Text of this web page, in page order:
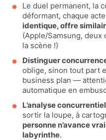
Le duel permanent, la
déformant, chaque
identique, offre
(Apple/Samsung,
la scène !)
Distinguer
oblige, sinon tout part
business plan —
automatique en
L’analyse
sortir la loupe, à
personne n’avance
labyrinthe.